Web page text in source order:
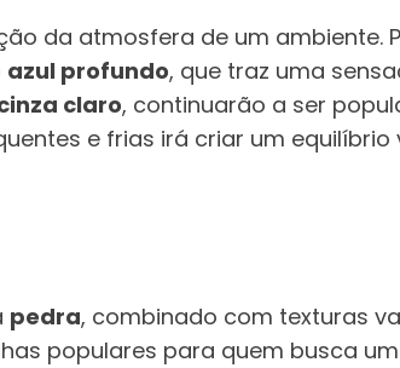
da atmosfera de um ambiente.
azul profundo, que traz uma
claro, continuarão a ser
e frias irá criar um
pedra, combinado com texturas
populares para quem busca